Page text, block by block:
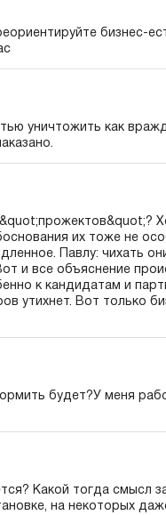
бизнес-
уничтожить как
их тоже не
Павлу: чихать
и все объяснение
к кандидатам и
утихнет. Вот только
будет?У меня
Какой тогда смысл
на некоторых